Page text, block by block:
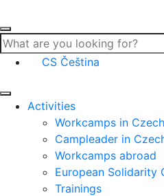
Search
CS Čeština
Activities
Workcamps in
Campleader in
Workcamps abroad
European Solidarity
Trainings